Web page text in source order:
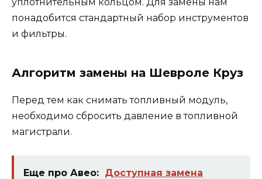
понадобится стандартный набор инструментов
и фильтры.
Алгоритм замены на Шевроле Круз
Перед тем как снимать топливный модуль,
необходимо сбросить давление в топливной
магистрали.
Еще про Авео: Доступная замена